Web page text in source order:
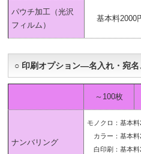
パウチ加工（光沢
フィルム）
基本料2000
○ 印刷オプション―名入れ・宛
～100枚
ナンバリング
モノクロ：基本
カラー：基本
白印刷：基本